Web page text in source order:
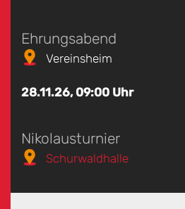
Ehrungsabend
Vereinsheim
28.11.26, 09:00 Uhr
Nikolausturnier
Schurwaldhalle